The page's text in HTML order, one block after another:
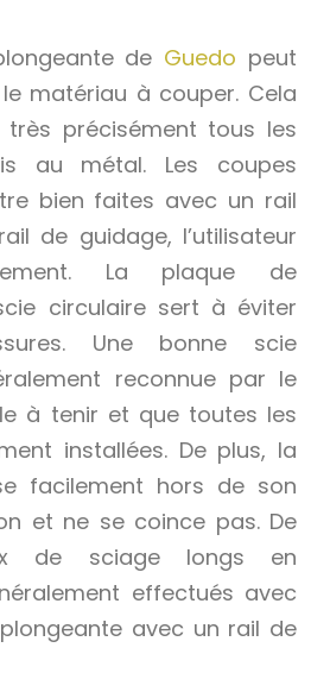
de Guedo peut
matériau à couper. Cela
précisément tous les
au métal. Les coupes
bien faites avec un rail
de guidage, l’utilisateur
La plaque de
circulaire sert à éviter
Une bonne scie
reconnue par le
à tenir et que toutes les
installées. De plus, la
facilement hors de son
et ne se coince pas. De
de sciage longs en
effectués avec
avec un rail de